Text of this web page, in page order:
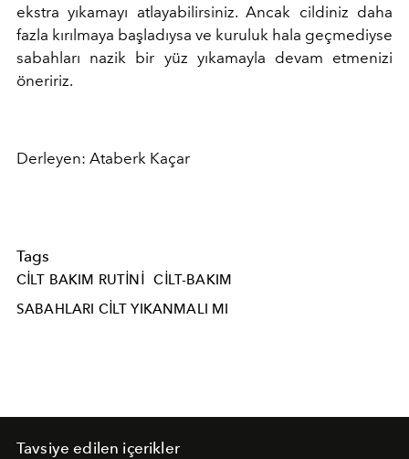
ekstra yıkamayı atlayabilirsiniz. Ancak cildiniz daha
fazla kırılmaya başladıysa ve kuruluk hala geçmediyse
sabahları nazik bir yüz yıkamayla devam etmenizi
öneririz.
Derleyen: Ataberk Kaçar
Tags
CILT BAKIM RUTINI
CILT-BAKIM
SABAHLARI CILT YIKANMALI MI
Tavsiye edilen içerikler